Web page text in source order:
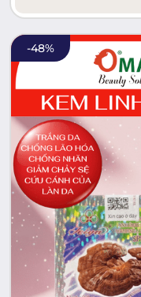
-48%